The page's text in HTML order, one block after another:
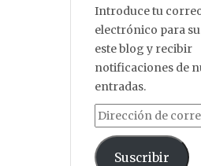
Introduce tu
electrónico para
este blog y recibir
notificaciones de
entradas.
Dirección de
Suscribir